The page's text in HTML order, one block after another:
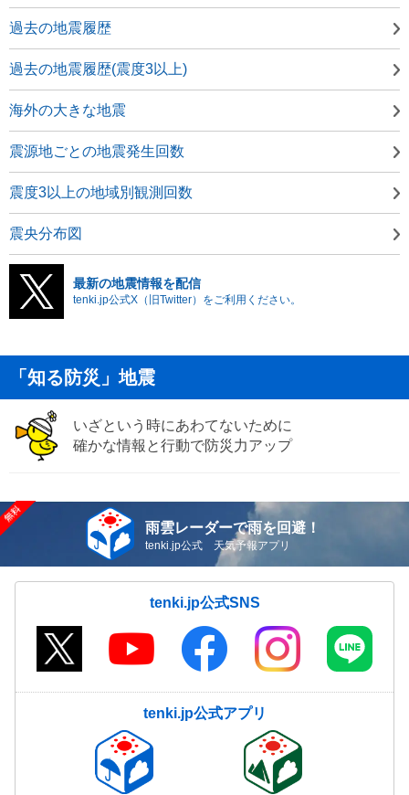
過去の地震履歴
過去の地震履歴(震度3以上)
海外の大きな地震
震源地ごとの地震発生回数
震度3以上の地域別観測回数
震央分布図
最新の地震情報を配信
tenki.jp公式X（旧Twitter）をご利用ください。
「知る防災」地震
いざという時にあわてないために
確かな情報と行動で防災力アップ
雨雲レーダーで雨を回避！
tenki.jp公式 天気予報アプリ
tenki.jp公式SNS
tenki.jp公式アプリ